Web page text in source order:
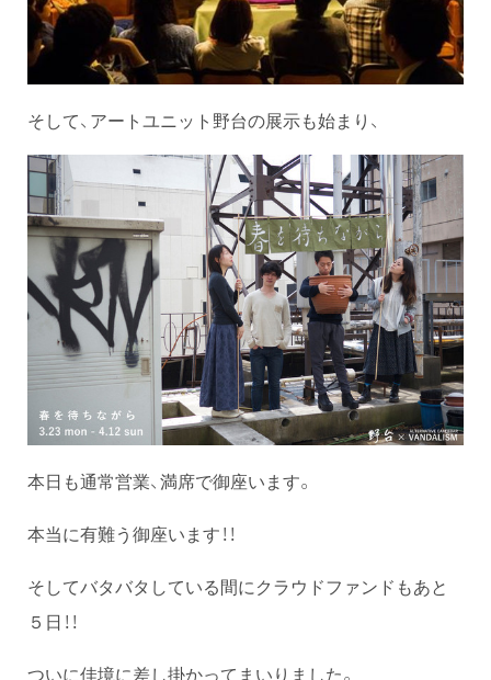
そして、アートユニット野台の展示も始まり、
本日も通常営業、満席で御座います。
本当に有難う御座います！！
そしてバタバタしている間にクラウドファンドもあと
５日！！
ついに佳境に差し掛かってまいりました。